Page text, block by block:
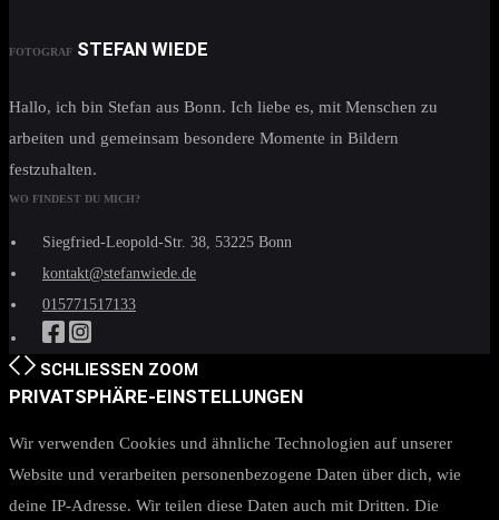
FOTOGRAF STEFAN WIEDE
Hallo, ich bin Stefan aus Bonn. Ich liebe es, mit Menschen zu
arbeiten und gemeinsam besondere Momente in Bildern
festzuhalten.
WO FINDEST DU MICH?
Siegfried-Leopold-Str. 38, 53225 Bonn
kontakt@stefanwiede.de
015771517133
SCHLIESSEN ZOOM
PRIVATSPHÄRE-EINSTELLUNGEN
Wir verwenden Cookies und ähnliche Technologien auf unserer
Website und verarbeiten personenbezogene Daten über dich, wie
deine IP-Adresse. Wir teilen diese Daten auch mit Dritten. Die